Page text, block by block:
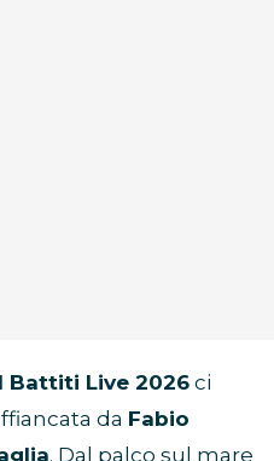
Battiti Live 2026 ci
da Fabio
. Dal palco sul mare